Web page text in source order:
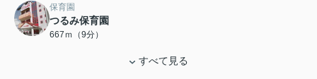
保育園
つるみ保育園
667ｍ（9分）
すべて見る